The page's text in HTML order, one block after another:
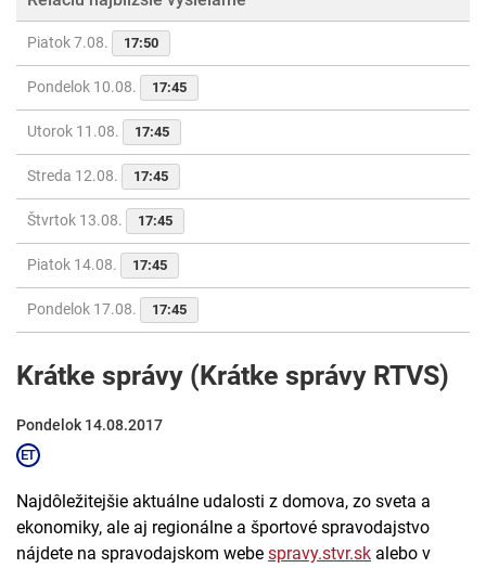
Piatok 7.08. 17:50
Pondelok 10.08. 17:45
Utorok 11.08. 17:45
Streda 12.08. 17:45
Štvrtok 13.08. 17:45
Piatok 14.08. 17:45
Pondelok 17.08. 17:45
Krátke správy (Krátke správy RTVS)
Pondelok 14.08.2017
Najdôležitejšie aktuálne udalosti z domova, zo sveta a
ekonomiky, ale aj regionálne a športové spravodajstvo
nájdete na spravodajskom webe spravy.stvr.sk alebo v